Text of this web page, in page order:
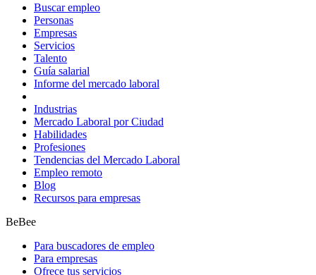
Buscar empleo
Personas
Empresas
Servicios
Talento
Guía salarial
Informe del mercado laboral
Industrias
Mercado Laboral por Ciudad
Habilidades
Profesiones
Tendencias del Mercado Laboral
Empleo remoto
Blog
Recursos para empresas
BeBee
Para buscadores de empleo
Para empresas
Ofrece tus servicios